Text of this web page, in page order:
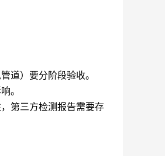
道）要分阶段验收。
。
第三方检测报告需要存